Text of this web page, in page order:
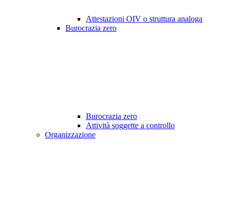
Attestazioni OIV o struttura analoga
Burocrazia zero
Burocrazia zero
Attività soggette a controllo
Organizzazione